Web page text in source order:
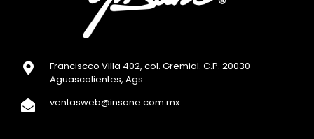
Franciscco Villa 402, col. Gremial. C.P. 20030
Aguascalientes, Ags
ventasweb@insane.com.mx